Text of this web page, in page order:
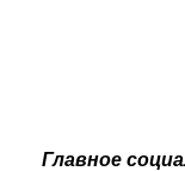
Главное